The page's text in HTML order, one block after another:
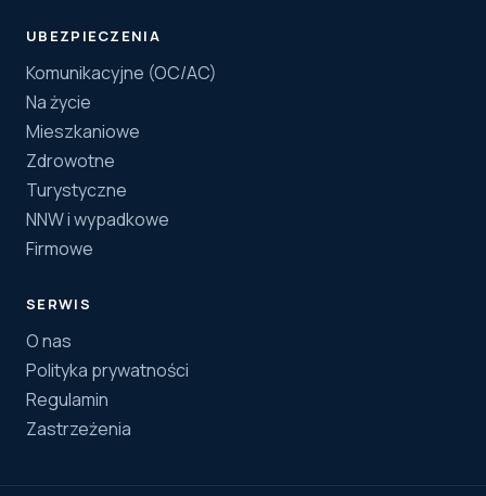
UBEZPIECZENIA
Komunikacyjne (OC/AC)
Na życie
Mieszkaniowe
Zdrowotne
Turystyczne
NNW i wypadkowe
Firmowe
SERWIS
O nas
Polityka prywatności
Regulamin
Zastrzeżenia